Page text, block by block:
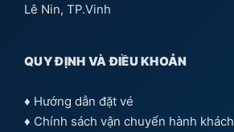
Lê Nin, TP.Vinh
QUY ĐỊNH VÀ ĐIỀU KHOẢN
♦ Hướng dẫn đặt vé
♦ Chính sách vận chuyển hành khách